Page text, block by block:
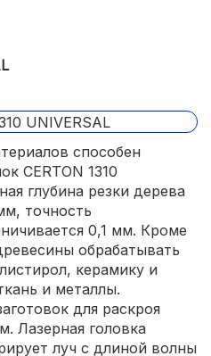
способен
CERTON 1310
глубина резки дерева
точность
0,1 мм. Кроме
обрабатывать
керамику и
и металлы.
для раскроя
Лазерная головка
луч с длиной волны